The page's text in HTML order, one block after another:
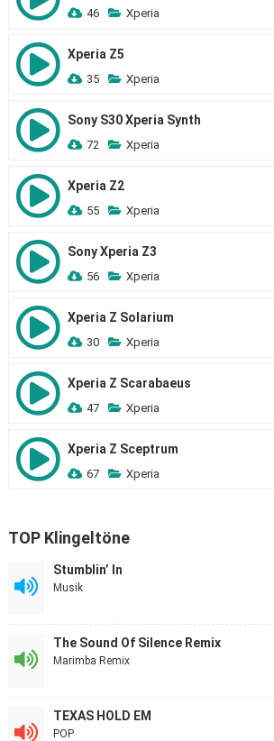
46 Xperia
Xperia Z5
35 Xperia
Sony S30 Xperia Synth
72 Xperia
Xperia Z2
55 Xperia
Sony Xperia Z3
56 Xperia
Xperia Z Solarium
30 Xperia
Xperia Z Scarabaeus
47 Xperia
Xperia Z Sceptrum
67 Xperia
TOP Klingeltöne
Stumblin’ In
Musik
The Sound Of Silence Remix
Marimba Remix
TEXAS HOLD EM
POP